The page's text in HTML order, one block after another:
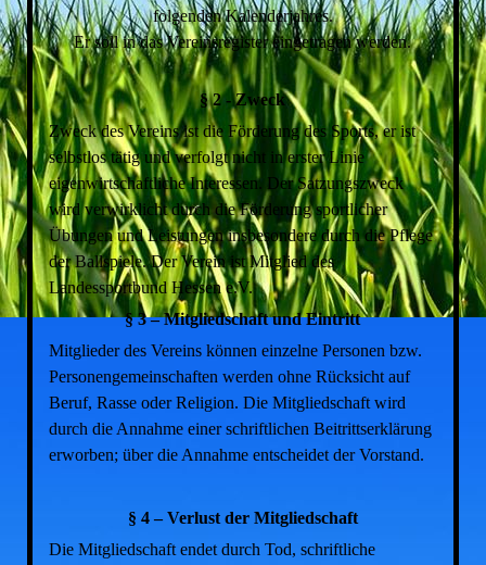
folgenden Kalenderjahres.
Er soll in das Vereinsregister eingetragen werden.
§ 2 - Zweck
Zweck des Vereins ist die Förderung des Sports, er ist
selbstlos tätig und verfolgt nicht in erster Linie
eigenwirtschaftliche Interessen. Der Satzungszweck
wird verwirklicht durch die Förderung sportlicher
Übungen und Leistungen insbesondere durch die Pflege
der Ballspiele. Der Verein ist Mitglied des
Landessportbund Hessen e.V.
§ 3 – Mitgliedschaft und Eintritt
Mitglieder des Vereins können einzelne Personen bzw.
Personengemeinschaften werden ohne Rücksicht auf
Beruf, Rasse oder Religion. Die Mitgliedschaft wird
durch die Annahme einer schriftlichen Beitrittserklärung
erworben; über die Annahme entscheidet der Vorstand.
§ 4 – Verlust der Mitgliedschaft
Die Mitgliedschaft endet durch Tod, schriftliche